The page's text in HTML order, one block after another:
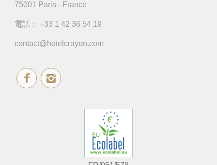
75001 Paris - France
電話： +33 1 42 36 54 19
contact@hotelcrayon.com